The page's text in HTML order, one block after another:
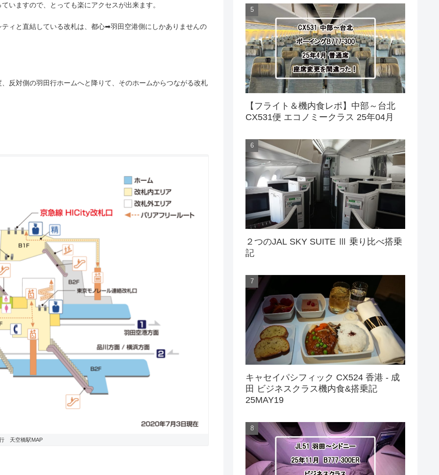
いますので、とっても楽にアクセスが出来ます。
ィと直結している改札は、都心➡羽田空港側にしかありませんの
反対側の羽田行ホームへと降りて、そのホームからつながる改札
天空橋駅MAP
【フライト＆機内食レポ】中部～台北
CX531便 エコノミークラス 25年04月
２つのJAL SKY SUITE Ⅲ 乗り比べ搭乗
記
キャセイパシフィック CX524 香港 - 成
田 ビジネスクラス機内食&搭乗記
25MAY19